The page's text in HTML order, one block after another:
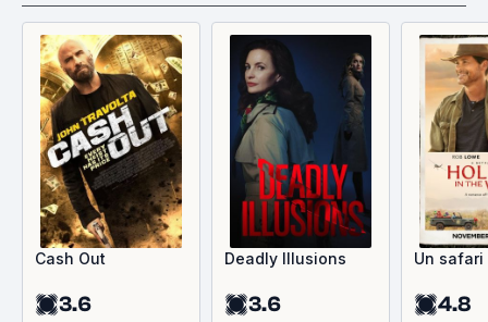
Cash Out
3.6
Deadly Illusions
3.6
Un
4.8